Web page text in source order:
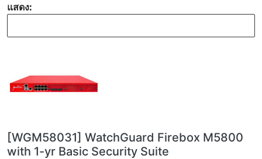
แสดง:
[WGM58031] WatchGuard Firebox M5800
with 1-yr Basic Security Suite